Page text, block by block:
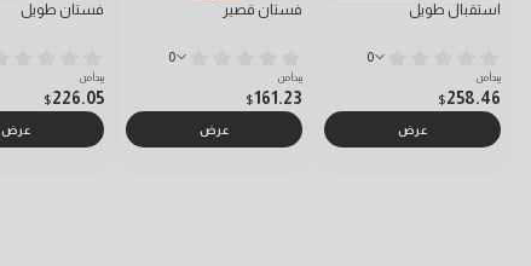
استقبال طويل
0
يبدأ من
258.46
$
عرض
فستان قصير
0
يبدأ من
161.23
$
عرض
فستان طويل
يبدأ من
226.05
$
عرض